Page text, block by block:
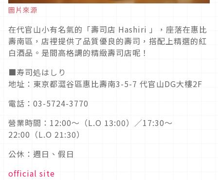
圖片來源
在代官山小有名氣的「壽司店 Hashiri 」，座落在惠比
壽南區，店裡提供了品質優良的壽司，搭配上精選的紅
白酒品。是間高格調的精緻壽司店呢！
■寿司処はしり
地址：東京都澀谷區惠比壽南3-5-7 代官山DG大樓2F
電話：03-5724-3770
營業時間：12:00～（L.O 13:00）／17:30～
22:00（L.O 21:30）
公休：週日、假日
official site